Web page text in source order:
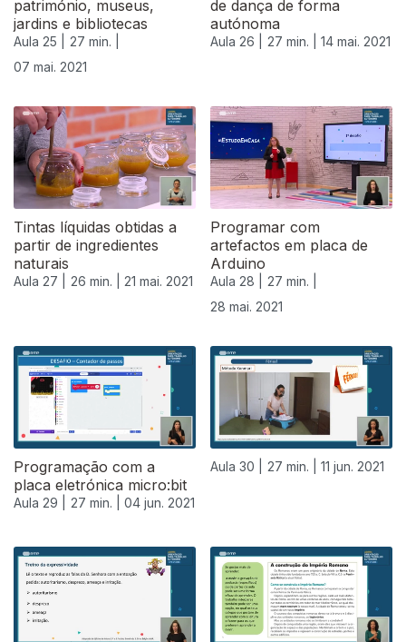
património, museus,
jardins e bibliotecas
Aula 25 |
27 min. |
07 mai. 2021
de dança de forma
autónoma
Aula 26 | 27 min. | 14 mai. 2021
Tintas líquidas obtidas a
partir de ingredientes
naturais
Aula 27 | 26 min. | 21 mai. 2021
Programar com
artefactos em placa de
Arduino
Aula 28 |
27 min. |
28 mai. 2021
Programação com a
placa eletrónica micro:bit
Aula 29 | 27 min. | 04 jun. 2021
Aula 30 | 27 min. | 11 jun. 2021